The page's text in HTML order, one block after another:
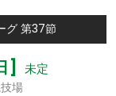
グ 第37節
] 未定
場